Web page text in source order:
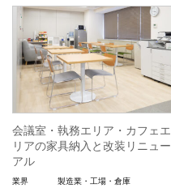
会議室・執務エリア・カフェエ
リアの家具納入と改装リニュー
アル
業界
製造業・工場・倉庫